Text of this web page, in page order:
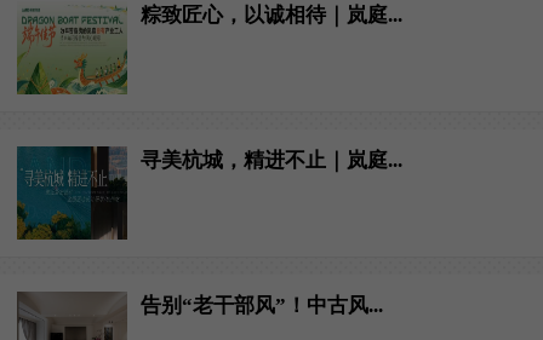
粽致匠心，以诚相待｜岚庭...
寻美杭城，精进不止｜岚庭...
告别“老干部风”！中古风...